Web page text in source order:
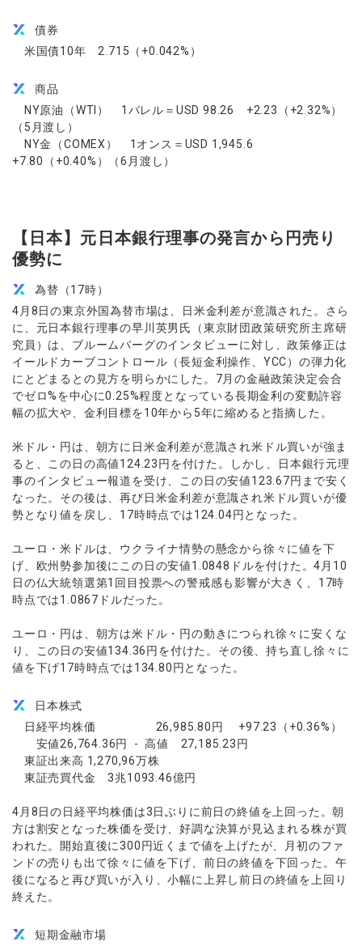
債券
米国債10年 2.715（+0.042%）
商品
NY原油（WTI） 1バレル＝USD 98.26 +2.23（+2.32%）
（5月渡し）
NY金（COMEX） 1オンス＝USD 1,945.6
+7.80（+0.40%）（6月渡し）
【日本】元日本銀行理事の発言から円売り
優勢に
為替（17時）
4月8日の東京外国為替市場は、日米金利差が意識された。さら
に、元日本銀行理事の早川英男氏（東京財団政策研究所主席研
究員）は、ブルームバーグのインタビューに対し、政策修正は
イールドカーブコントロール（長短金利操作、YCC）の弾力化
にとどまるとの見方を明らかにした。7月の金融政策決定会合
でゼロ%を中心に0.25%程度となっている長期金利の変動許容
幅の拡大や、金利目標を10年から5年に縮めると指摘した。
米ドル・円は、朝方に日米金利差が意識され米ドル買いが強ま
ると、この日の高値124.23円を付けた。しかし、日本銀行元理
事のインタビュー報道を受け、この日の安値123.67円まで安く
なった。その後は、再び日米金利差が意識され米ドル買いが優
勢となり値を戻し、17時時点では124.04円となった。
ユーロ・米ドルは、ウクライナ情勢の懸念から徐々に値を下
げ、欧州勢参加後にこの日の安値1.0848ドルを付けた。4月10
日の仏大統領選第1回目投票への警戒感も影響が大きく、17時
時点では1.0867ドルだった。
ユーロ・円は、朝方は米ドル・円の動きにつられ徐々に安くな
り、この日の安値134.36円を付けた。その後、持ち直し徐々に
値を下げ17時時点では134.80円となった。
日本株式
日経平均株価 26,985.80円 +97.23（+0.36%）
安値26,764.36円 - 高値 27,185.23円
東証出来高 1,270,96万株
東証売買代金 3兆1093.46億円
4月8日の日経平均株価は3日ぶりに前日の終値を上回った。朝
方は割安となった株価を受け、好調な決算が見込まれる株が買
われた。開始直後に300円近くまで値を上げたが、月初のファ
ンドの売りも出て徐々に値を下げ、前日の終値を下回った。午
後になると再び買いが入り、小幅に上昇し前日の終値を上回り
終えた。
短期金融市場